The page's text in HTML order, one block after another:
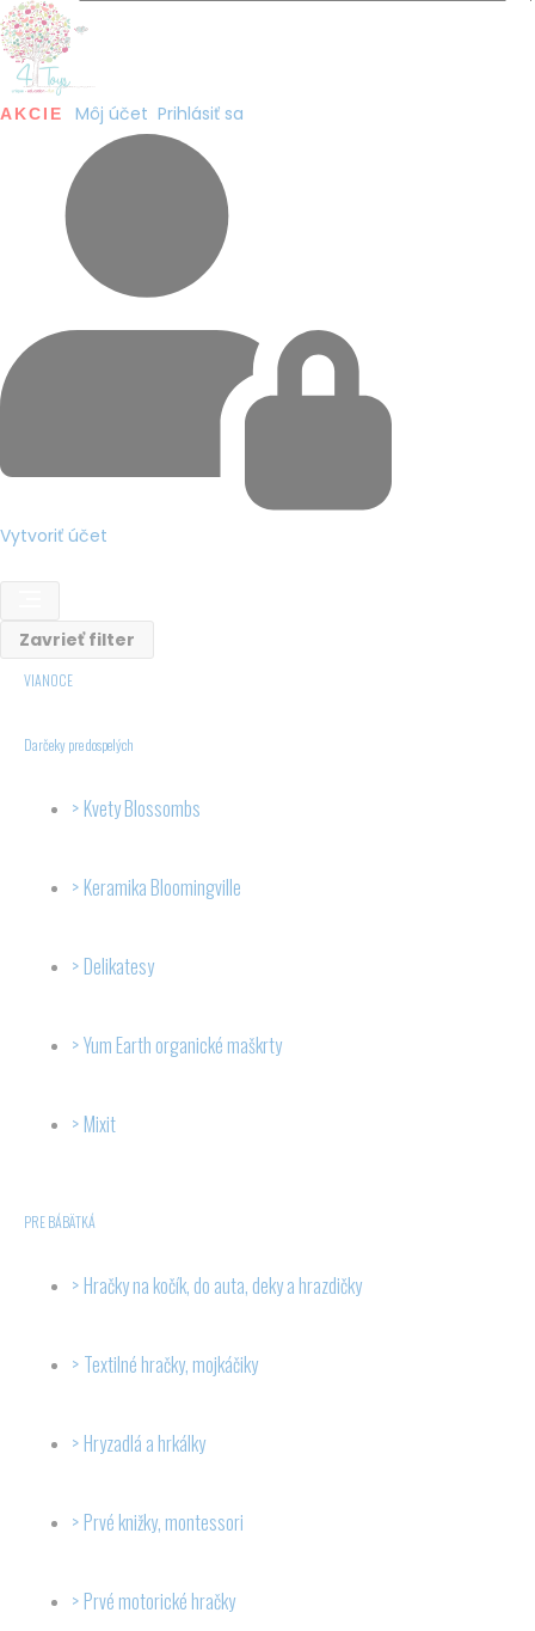
AKCIE Môj účet Prihlásiť sa
Vytvoriť účet
Zavrieť filter
VIANOCE
Darčeky pre dospelých
Kvety Blossombs
Keramika Bloomingville
Delikatesy
Yum Earth organické maškrty
Mixit
PRE BÁBÄTKÁ
Hračky na kočík, do auta, deky a hrazdičky
Textilné hračky, mojkáčiky
Hryzadlá a hrkálky
Prvé knižky, montessori
Prvé motorické hračky